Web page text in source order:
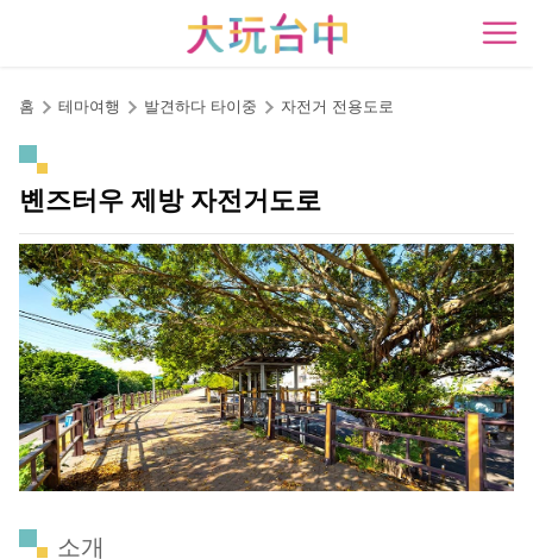
開
홈 테마여행 발견하다 타이중 자전거 전용도로
볜즈터우 제방 자전거도로
소개